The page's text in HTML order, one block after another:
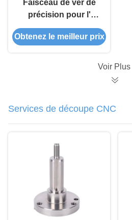
Faisceau de ver de
précision pour l'
automobile et l'
aérospatiale
Obtenez le meilleur prix
Voir Plus
Services de découpe CNC